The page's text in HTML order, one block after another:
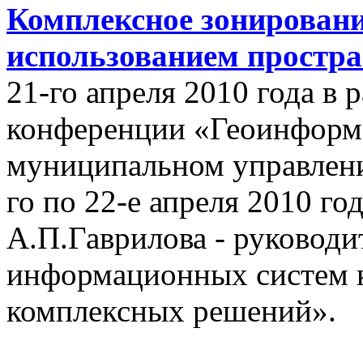
Комплексное
использованием
21-го апреля 2010 года в
конференции
муниципальном
го по 22-е апреля 2010
А.П.Гаврилова -
информационных систем
комплексных решений».